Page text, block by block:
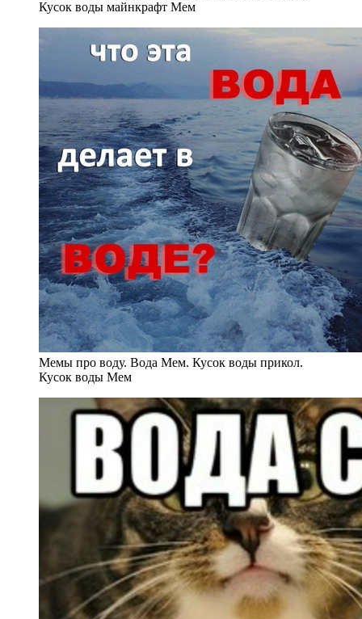
Кусок воды майнкрафт Мем
Мемы про воду. Вода Мем. Кусок воды прикол.
Кусок воды Мем